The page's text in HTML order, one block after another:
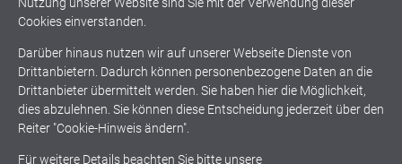
Beitragsnavigation
1
Cookies einverstanden.
Darüber hinaus nutzen wir auf unserer Webseite Dienste von
Drittanbietern. Dadurch können personenbezogene Daten an die
Drittanbieter übermittelt werden. Sie haben hier die Möglichkeit,
dies abzulehnen. Sie können diese Entscheidung jederzeit über den
Reiter "Cookie-Hinweis ändern".
Für weitere Details beachten Sie bitte unsere